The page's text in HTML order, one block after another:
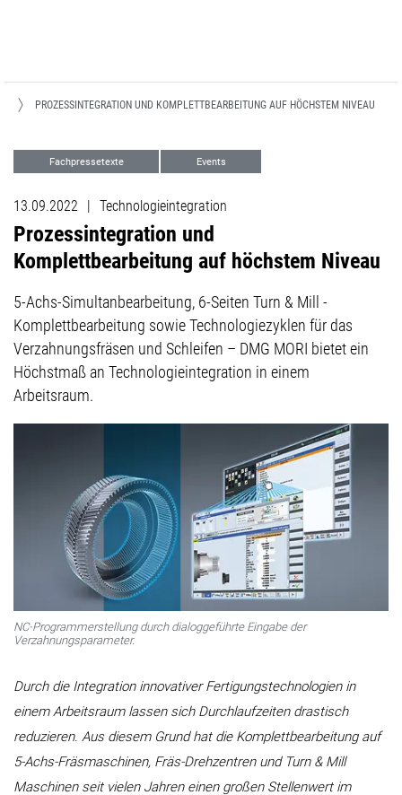
PROZESSINTEGRATION UND KOMPLETTBEARBEITUNG AUF HÖCHSTEM NIVEAU
Fachpressetexte Events
13.09.2022 | Technologieintegration
Prozessintegration und
Komplettbearbeitung auf höchstem Niveau
5-Achs-Simultanbearbeitung, 6-Seiten Turn & Mill -
Komplettbearbeitung sowie Technologiezyklen für das
Verzahnungsfräsen und Schleifen – DMG MORI bietet ein
Höchstmaß an Technologieintegration in einem
Arbeitsraum.
NC-Programmerstellung durch dialoggeführte Eingabe der
Verzahnungsparameter.
Durch die Integration innovativer Fertigungstechnologien in
einem Arbeitsraum lassen sich Durchlaufzeiten drastisch
reduzieren. Aus diesem Grund hat die Komplettbearbeitung auf
5-Achs-Fräsmaschinen, Fräs-Drehzentren und Turn & Mill
Maschinen seit vielen Jahren einen großen Stellenwert im